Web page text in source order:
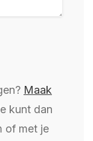
Maak
kunt dan
of met je